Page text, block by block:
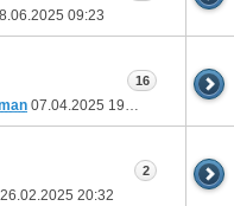
09:23
07.04.2025 19:54
16
26.02.2025 20:32
2